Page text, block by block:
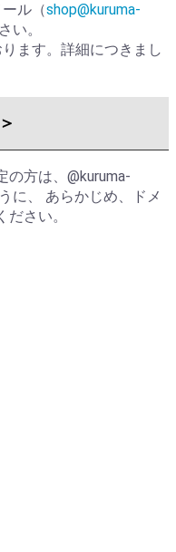
ル（shop@kuruma-
い。
ます。詳細につきまし
方は、 @kuruma-
に、 あらかじめ、ドメ
さい。